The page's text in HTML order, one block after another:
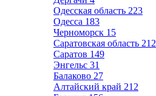
Одесская область 223
Одесса 183
Черноморск 15
Саратовская область 212
Саратов 149
Энгельс 31
Балаково 27
Алтайский край 212